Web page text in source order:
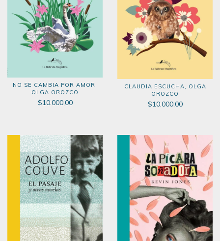
NO SE CAMBIA POR AMOR,
OLGA OROZCO
$10.000,00
CLAUDIA ESCUCHA, OLGA
OROZCO
$10.000,00